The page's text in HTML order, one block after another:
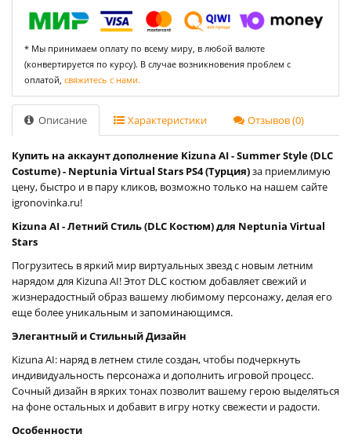
* Мы принимаем оплату по всему миру, в любой валюте
(конвертируется по курсу). В случае возникновения проблем с
оплатой, свяжитесь с нами.
Описание Характеристики Отзывов (0)
Купить на аккаунт дополнение Kizuna AI - Summer Style (DLC
Costume) - Neptunia Virtual Stars PS4 (Турция)за приемлимую
цену, быстро и в пару кликов, возможно только на нашем сайте
igronovinka.ru!
Kizuna AI - Летний Стиль (DLC Костюм) для Neptunia Virtual
Stars
Погрузитесь в яркий мир виртуальных звезд с новым летним
нарядом для Kizuna AI! Этот DLC костюм добавляет свежий и
жизнерадостный образ вашему любимому персонажу, делая его
еще более уникальным и запоминающимся.
Элегантный и Стильный Дизайн
Kizuna AI: наряд в летнем стиле создан, чтобы подчеркнуть
индивидуальность персонажа и дополнить игровой процесс.
Сочный дизайн в ярких тонах позволит вашему герою выделяться
на фоне остальных и добавит в игру нотку свежести и радости.
Особенности